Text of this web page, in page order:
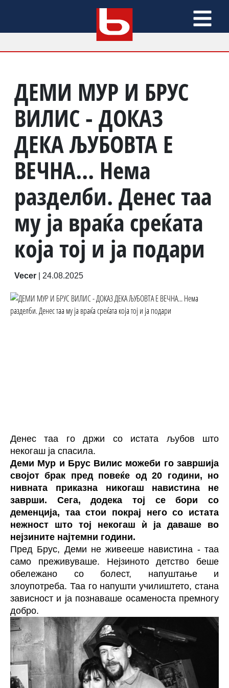
ДЕМИ МУР И БРУС
ВИЛИС - ДОКАЗ
ДЕКА ЉУБОВТА Е
ВЕЧНА... Нема
разделби. Денес таа
му ја враќа среќата
која тој и ја подари
Vecer 24.08.2025
Денес таа го држи со истата љубов што
некогаш ја спасила.
Деми Мур и Брус Вилис можеби го завршија
својот брак пред повеќе од 20 години, но
нивната приказна никогаш навистина не
заврши. Сега, додека тој се бори со
деменција, таа стои покрај него со истата
нежност што тој некогаш ѝ ја даваше во
нејзините најтемни години.
Пред Брус, Деми не живееше навистина - таа
само преживуваше. Нејзиното детство беше
обележано со болест, напуштање и
злоупотреба. Таа го напушти училиштето, стана
зависност и ја познаваше осаменоста премногу
добро.